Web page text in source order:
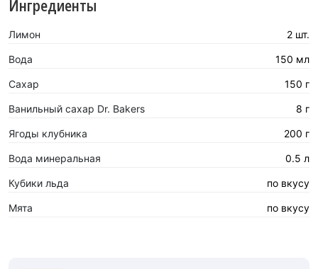
Ингредиенты
Лимон 2 шт.
Вода 150 мл
Сахар 150 г
Ванильный сахар Dr. Bakers 8 г
Ягоды клубника 200 г
Вода минеральная 0.5 л
Кубики льда по вкусу
Мята по вкусу